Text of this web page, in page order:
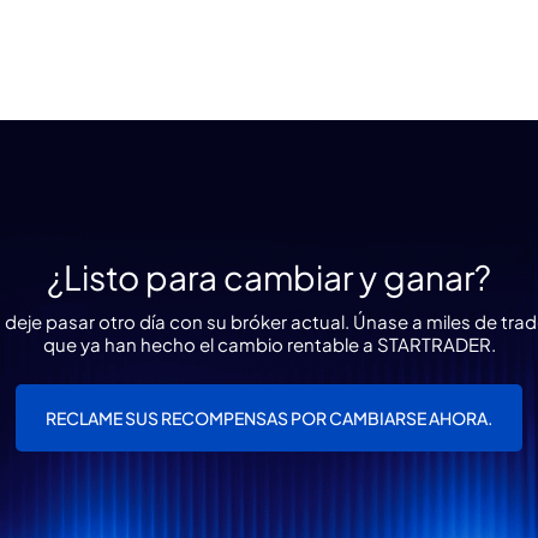
¿Listo para cambiar y ganar?
deje pasar otro día con su bróker actual. Únase a miles de
que ya han hecho el cambio rentable a STARTRADER.
RECLAME SUS RECOMPENSAS POR CAMBIARSE AHORA.